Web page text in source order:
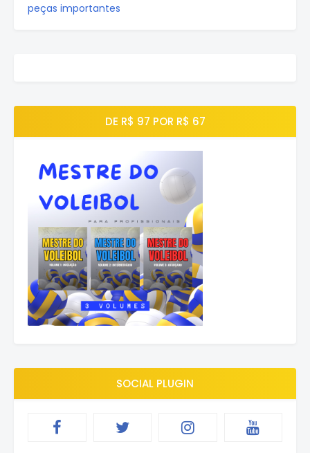
peças importantes
DE R$ 97 POR R$ 67
SOCIAL PLUGIN